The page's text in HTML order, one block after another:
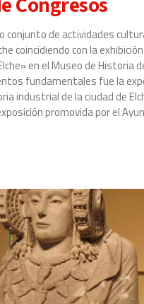
conjunto de actividades
coincidiendo con la
en el Museo de Historia
fundamentales fue la
industrial de la ciudad de
promovida por el